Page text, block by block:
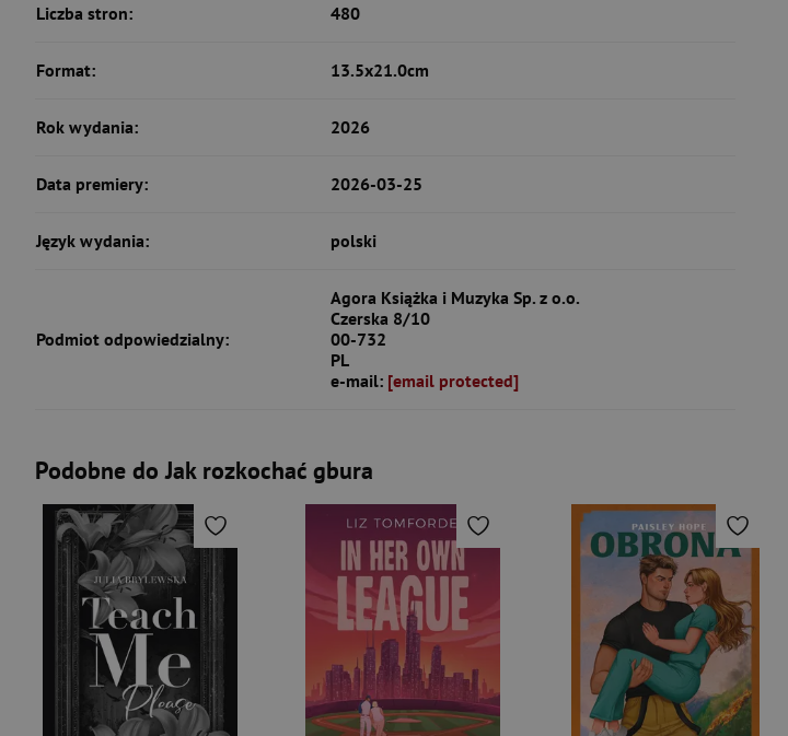
Liczba stron: 480
Format: 13.5x21.0cm
Rok wydania: 2026
Data premiery: 2026-03-25
Język wydania: polski
Podmiot odpowiedzialny:
Agora Książka i Muzyka Sp. z o.o.
Czerska 8/10
00-732
PL
e-mail: [email protected]
Podobne do Jak rozkochać gbura